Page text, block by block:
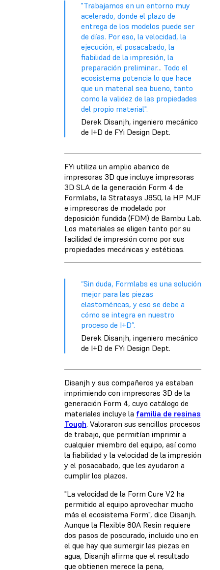
"Trabajamos en un entorno muy
acelerado, donde el plazo de
entrega de los modelos puede ser
de días. Por eso, la velocidad, la
ejecución, el posacabado, la
fiabilidad de la impresión, la
preparación preliminar... Todo el
ecosistema potencia lo que hace
que un material sea bueno, tanto
como la validez de las propiedades
del propio material".
Derek Disanjh, ingeniero mecánico
de I+D de FYi Design Dept.
FYi utiliza un amplio abanico de
impresoras 3D que incluye impresoras
3D SLA de la generación Form 4 de
Formlabs, la Stratasys J850, la HP MJF
e impresoras de modelado por
deposición fundida (FDM) de Bambu Lab.
Los materiales se eligen tanto por su
facilidad de impresión como por sus
propiedades mecánicas y estéticas.
“Sin duda, Formlabs es una solución
mejor para las piezas
elastoméricas, y eso se debe a
cómo se integra en nuestro
proceso de I+D”.
Derek Disanjh, ingeniero mecánico
de I+D de FYi Design Dept.
Disanjh y sus compañeros ya estaban
imprimiendo con impresoras 3D de la
generación Form 4, cuyo catálogo de
materiales incluye la familia de resinas
Tough. Valoraron sus sencillos procesos
de trabajo, que permitían imprimir a
cualquier miembro del equipo, así como
la fiabilidad y la velocidad de la impresión
y el posacabado, que les ayudaron a
cumplir los plazos.
"La velocidad de la Form Cure V2 ha
permitido al equipo aprovechar mucho
más el ecosistema Form", dice Disanjh.
Aunque la Flexible 80A Resin requiere
dos pasos de poscurado, incluido uno en
el que hay que sumergir las piezas en
agua, Disanjh afirma que el resultado
que obtienen merece la pena,